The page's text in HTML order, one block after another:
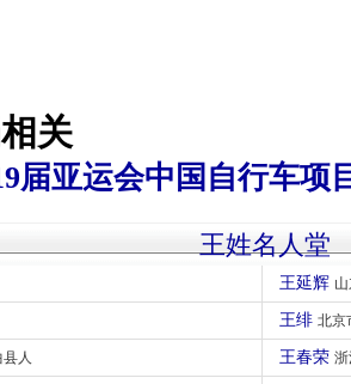
关
届亚运会中国自行车项
王姓名人堂
王延辉
王绯 北京
人 王春荣